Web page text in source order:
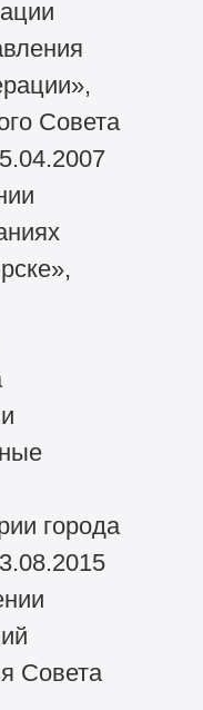
Совета
города
Совета